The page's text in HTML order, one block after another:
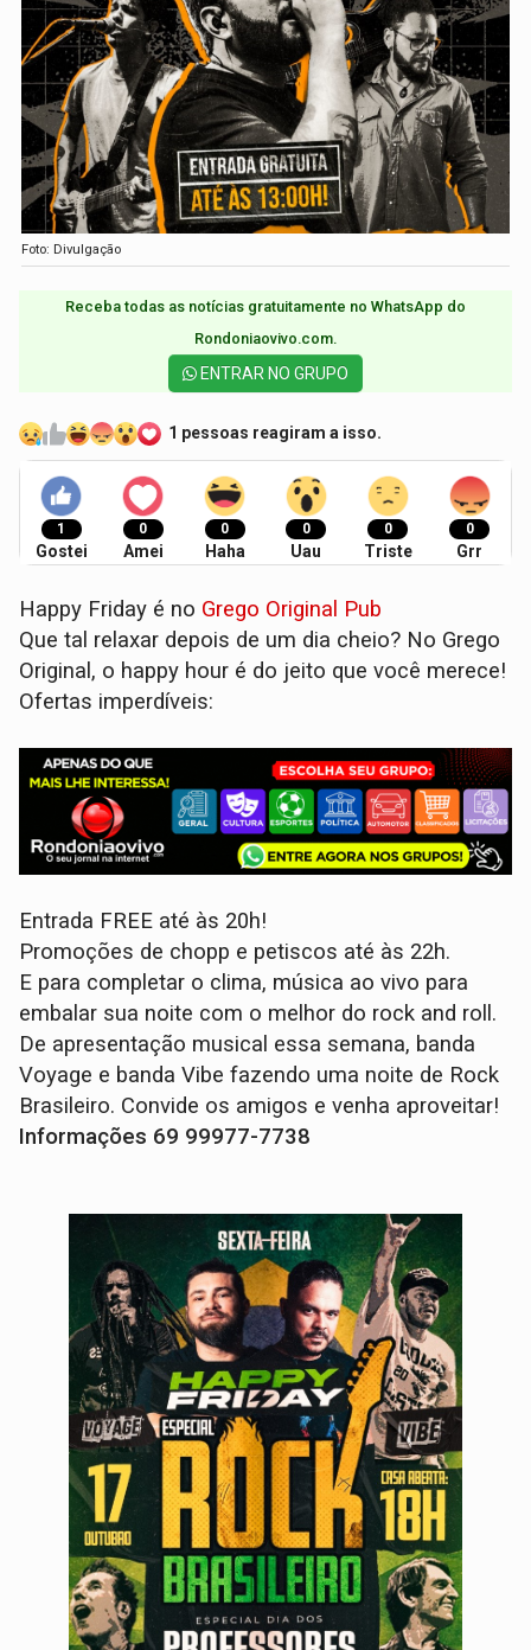
Foto: Divulgação
Receba todas as notícias gratuitamente no WhatsApp do
Rondoniaovivo.com.​
ENTRAR NO GRUPO
1 pessoas reagiram a isso.
1
Gostei
0
Amei
0
Haha
0
Uau
0
Triste
0
Grr
Happy Friday é no Grego Original Pub
Que tal relaxar depois de um dia cheio? No Grego
Original, o happy hour é do jeito que você merece!
Ofertas imperdíveis:
Entrada FREE até às 20h!
Promoções de chopp e petiscos até às 22h.
E para completar o clima, música ao vivo para
embalar sua noite com o melhor do rock and roll.
De apresentação musical essa semana, banda
Voyage e banda Vibe fazendo uma noite de Rock
Brasileiro. Convide os amigos e venha aproveitar!
Informações 69 99977-7738